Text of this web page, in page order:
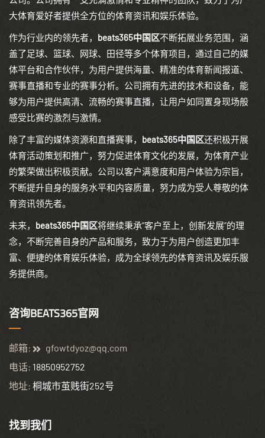
大体育爱好者提供全方位的体育资讯和娱乐体验。
作为行业内的领先者， beats365中国区不断拓展业务范围，涵
盖了足球、篮球、网球、田径等多个体育项目，通过自己的媒
体平台和合作伙伴，为用户提供海量、精准的体育新闻报道、
赛事直播和专业的赛事分析。公司拥有先进的技术和设备，能
够为用户提供高清、流畅的赛事直播，让用户如同置身现场般
感受比赛的激烈与激情。
除了丰富的媒体资源和直播赛事， beats365中国区还积极开展
体育活动策划和推广，努力促进体育文化的发展，为体育产业
的繁荣做出积极贡献。公司以客户满意度和用户体验为宗旨，
不断提升自身的服务水平和内容质量，努力成为受人尊敬的体
育资讯领先者。
未来， beats365中国区将继续秉承“客户至上，创新发展”的理
念，不断完善自身的产品和服务，致力于为用户创造更加丰
富、便捷的体育娱乐体验，成为全球领先的体育资讯及娱乐服
务提供商。
咨询BEATS365官网
邮箱:
gfowtdyoz@qq.com
电话: 18850952752
地址: 桐城市茧贱街252号
找到我们